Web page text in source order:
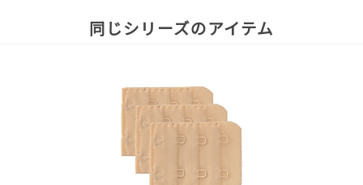
同じシリーズのアイテム